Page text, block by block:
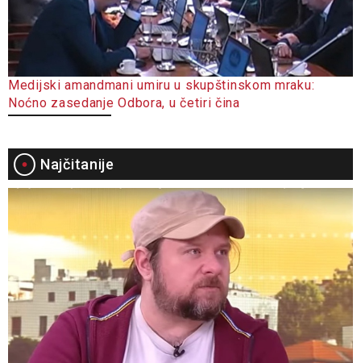
Medijski amandmani umiru u skupštinskom mraku:
Noćno zasedanje Odbora, u četiri čina
Najčitanije